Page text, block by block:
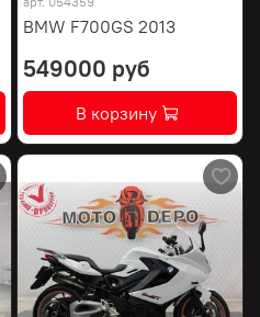
BMW F700GS 2013
549000 руб
В корзину